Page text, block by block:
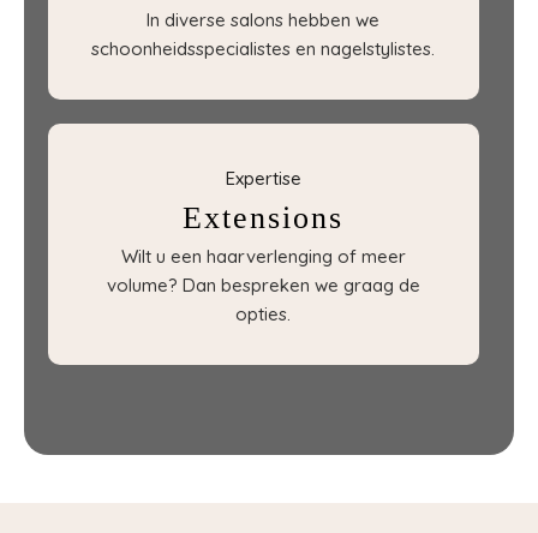
In diverse salons hebben we
schoonheidsspecialistes en nagelstylistes.
Expertise
Extensions
Wilt u een haarverlenging of meer
volume? Dan bespreken we graag de
opties.